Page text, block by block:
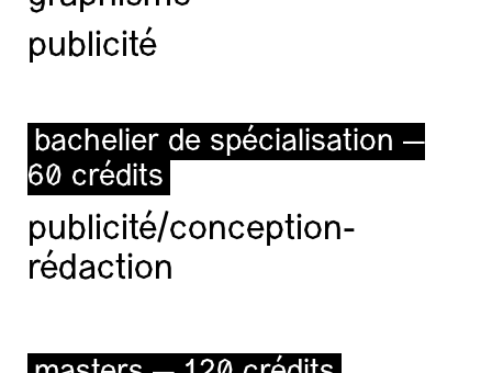
publicité
bachelier de spécialisation —
60 crédits
publicité/conception-
rédaction